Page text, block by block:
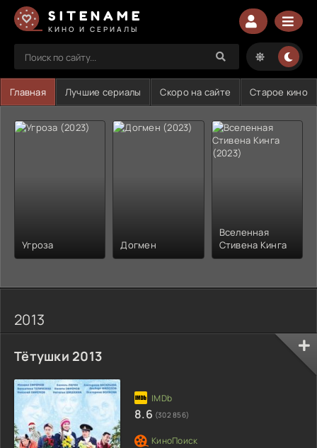
SITENAME
КИНО И СЕРИАЛЫ
Главная Лучшие сериалы Скоро на сайте Старое кино
Угроза Догмен
Вселенная
Стивена Кинга
2013
Тётушки 2013
8.6 (302 856)